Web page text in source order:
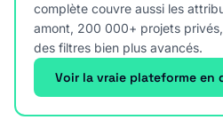
complète couvre aussi les
amont, 200 000+ projets privés,
des filtres bien plus avancés.
Voir la vraie plateforme en